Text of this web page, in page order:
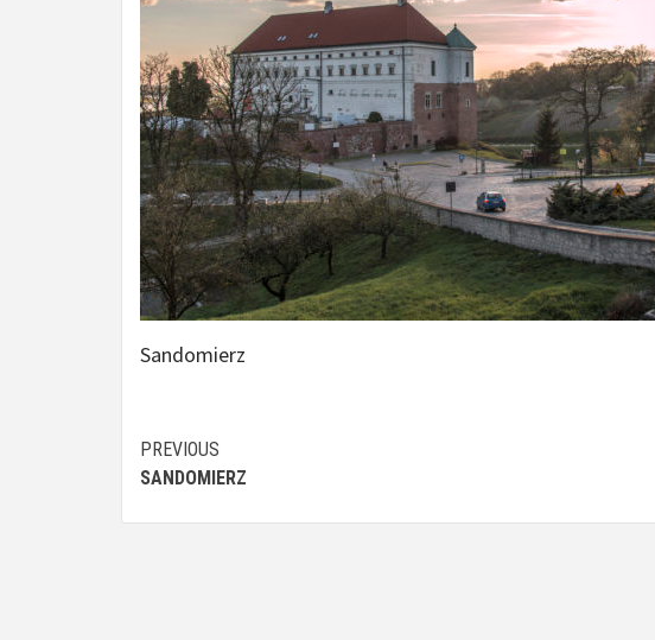
Sandomierz
Continue
Reading
PREVIOUS
SANDOMIERZ